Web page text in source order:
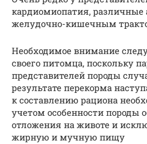
кардиомиопатия, различные
желудочно-кишечным
Необходимое внимание
своего питомца, поскольку
представителей породы
результате перекорма
к составлению рациона
учетом особенности породы
отложения на животе и
жирную и мучную пищу